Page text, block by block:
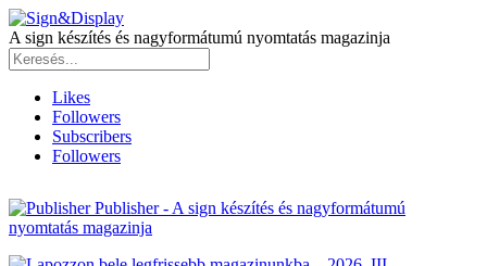
A sign készítés és nagyformátumú nyomtatás magazinja
Likes
Followers
Subscribers
Followers
Publisher - A sign készítés és nagyformátumú
nyomtatás magazinja